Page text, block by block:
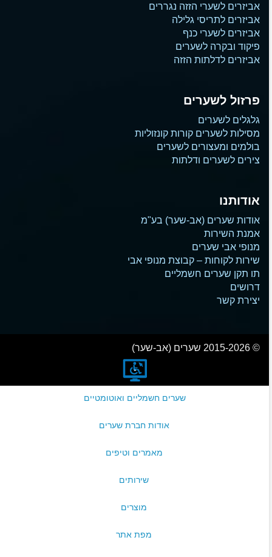
אביזרים לשערי הזזה נגררים
אביזרים לתריסי גלילה
אביזרים לשערי כנף
פיקוד ובקרה לשערים
אביזרים לדלתות הזזה
פרזול לשערים
גלגלים לשערים
מסילות לשערים קורות קונזוליות
בולמים ומעצורים לשערים
צירים לשערים ודלתות
אודותנו
אודות שערים (אב-שער) בע"מ
אמנת השירות
מנופי אבי שערים
שירות לקוחות – קבוצת מנופי אבי
תו תקן שערים חשמליים
דרושים
יצירת קשר
© 2015-2026 שערים (אב-שער)
שערים חשמליים ואוטומטיים
אודות חברת שערים
מאמרים וטיפים
שירותים
מוצרים
מפת אתר